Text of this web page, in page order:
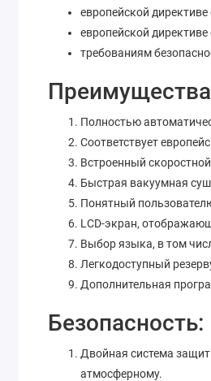
европейской
европейской
требованиям
Полностью
Соответствует
Встроенный
Быстрая вакуумная
Понятный
LCD-экран,
Выбор языка, в том
Легкодоступный
Дополнительная
Безопасность:
Двойная система
атмосферному.